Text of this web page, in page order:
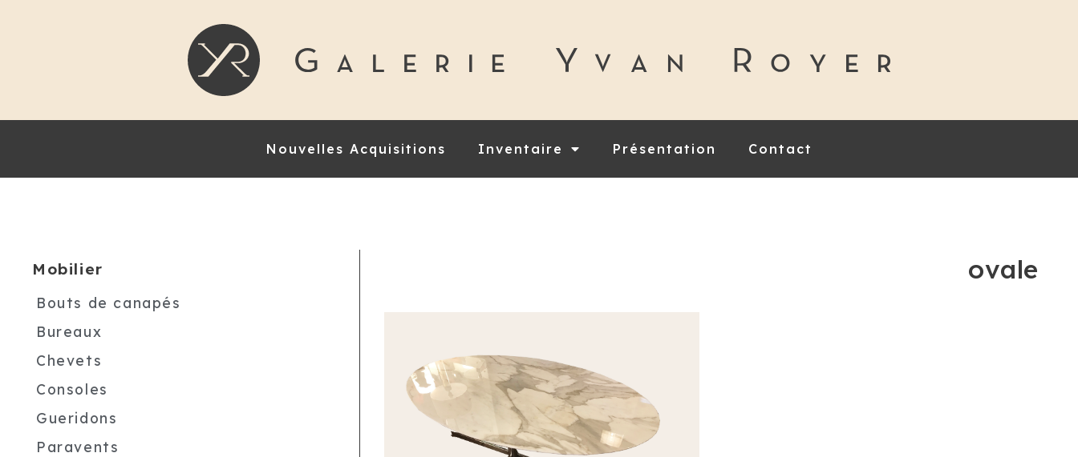
Nouvelles Acquisitions Inventaire Présentation Contact
Mobilier
Bouts de canapés
Bureaux
Chevets
Consoles
Gueridons
Paravents
ovale